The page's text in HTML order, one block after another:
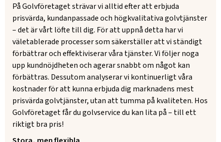
På Golvföretaget strävar vi alltid efter att erbjuda
prisvärda, kundanpassade och högkvalitativa golvtjänster
– det är vårt löfte till dig. För att uppnå detta har vi
väletablerade processer som säkerställer att vi ständigt
förbättrar och effektiviserar våra tjänster. Vi följer noga
upp kundnöjdheten och agerar snabbt om något kan
förbättras. Dessutom analyserar vi kontinuerligt våra
kostnader för att kunna erbjuda dig marknadens mest
prisvärda golvtjänster, utan att tumma på kvaliteten. Hos
Golvföretaget får du golvservice du kan lita på – till ett
riktigt bra pris!